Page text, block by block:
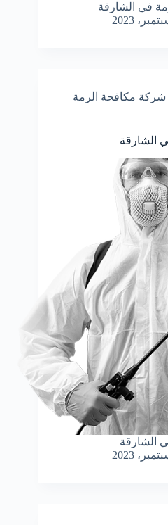
في الشارقة
شركة مكافحة الرمة
الشارقة
الشارقة